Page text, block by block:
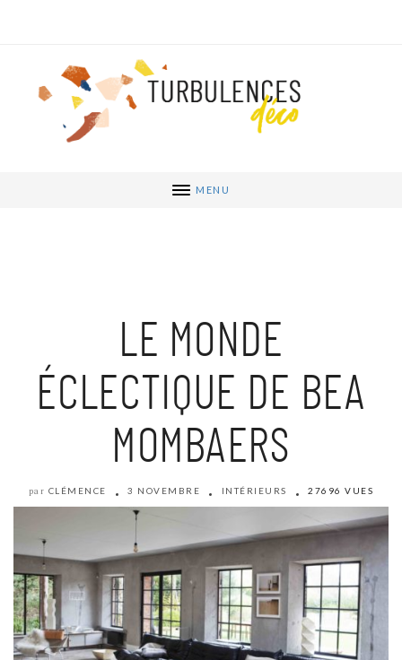
MENU
LE MONDE
ÉCLECTIQUE DE BEA
MOMBAERS
par CLÉMENCE 3 NOVEMBRE INTÉRIEURS 27696 VUES